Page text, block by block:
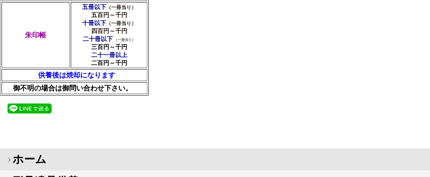
朱印帳
五冊以下 （一冊当り）
五百円～千円
十冊以下 （一冊当り）
四百円～千円
二十冊以下
（一冊当り）
三百円～千円
二十一冊以上
二百円～千円
供養後は焼却になります
御不明の場合は御問い合わせ下さい。
ホーム